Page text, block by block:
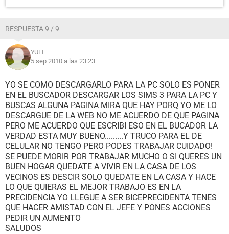
RESPUESTA 9 / 9
YULI
5 sep 2010 a las 23:23
YO SE COMO DESCARGARLO PARA LA PC SOLO ES PONER
EN EL BUSCADOR DESCARGAR LOS SIMS 3 PARA LA PC Y
BUSCAS ALGUNA PAGINA MIRA QUE HAY PORQ YO ME LO
DESCARGUE DE LA WEB NO ME ACUERDO DE QUE PAGINA
PERO ME ACUERDO QUE ESCRIBI ESO EN EL BUCADOR LA
VERDAD ESTA MUY BUENO.........Y TRUCO PARA EL DE
CELULAR NO TENGO PERO PODES TRABAJAR CUIDADO!
SE PUEDE MORIR POR TRABAJAR MUCHO O SI QUERES UN
BUEN HOGAR QUEDATE A VIVIR EN LA CASA DE LOS
VECINOS ES DESCIR SOLO QUEDATE EN LA CASA Y HACE
LO QUE QUIERAS EL MEJOR TRABAJO ES EN LA
PRECIDENCIA YO LLEGUE A SER BICEPRECIDENTA TENES
QUE HACER AMISTAD CON EL JEFE Y PONES ACCIONES
PEDIR UN AUMENTO
SALUDOS